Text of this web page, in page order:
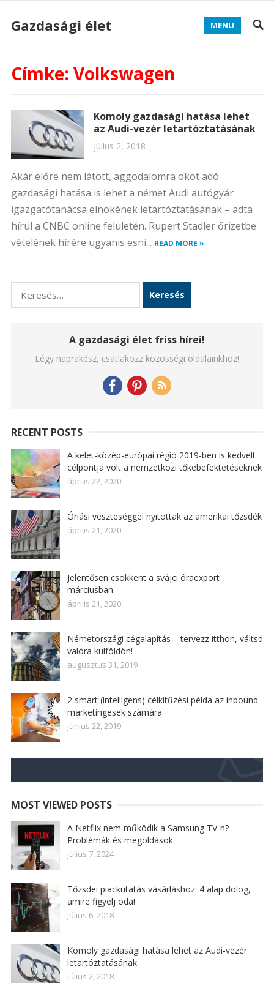
Gazdasági élet MENU
Címke: Volkswagen
Komoly gazdasági hatása lehet
az Audi-vezér letartóztatásának
július 2, 2018
Akár előre nem látott, aggodalomra okot adó
gazdasági hatása is lehet a német Audi autógyár
igazgatótanácsa elnökének letartóztatásának – adta
hírül a CNBC online felületén. Rupert Stadler őrizetbe
vételének hírére ugyanis esni... READ MORE »
Keresés:
A gazdasági élet friss hírei!
Légy naprakész, csatlakozz közösségi oldalainkhoz!
RECENT POSTS
A kelet-közép-európai régió 2019-ben is kedvelt
célpontja volt a nemzetközi tőkebefektetéseknek
április 22, 2020
Óriási veszteséggel nyitottak az amerikai tőzsdék
április 21, 2020
Jelentősen csökkent a svájci óraexport
márciusban
április 21, 2020
Németországi cégalapítás – tervezz itthon, váltsd
valóra külföldön!
augusztus 31, 2019
2 smart (intelligens) célkitűzési példa az inbound
marketingesek számára
június 22, 2019
MOST VIEWED POSTS
A Netflix nem működik a Samsung TV-n? –
Problémák és megoldások
július 7, 2024
Tőzsdei piackutatás vásárláshoz: 4 alap dolog,
amire figyelj oda!
július 6, 2018
Komoly gazdasági hatása lehet az Audi-vezér
letartóztatásának
július 2, 2018